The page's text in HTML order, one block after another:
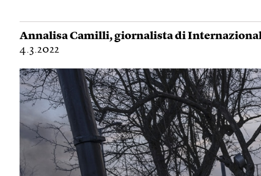
Annalisa Camilli, giornalista di
4.3.2022